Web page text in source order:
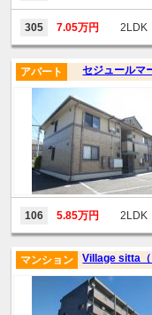
305 7.05万円 2LDK
セジュール
アパート
106 5.85万円 2LDK
Village sitta
マンション